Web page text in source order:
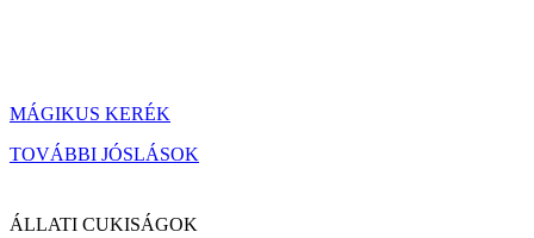
MÁGIKUS KERÉK
TOVÁBBI JÓSLÁSOK
ÁLLATI CUKISÁGOK